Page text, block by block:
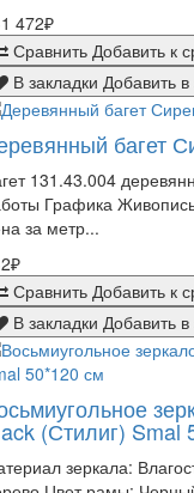
472₽
Сравнить Добавить к
В закладки Добавить в
багет
131.43.004
Графика
за метр...
Сравнить Добавить к
В закладки Добавить в
(Стилиг) Smal
зеркала: